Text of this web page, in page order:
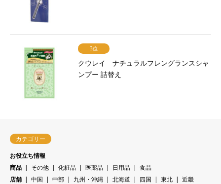
3位
クウレイ ナチュラルフレングランスシャ
ンプー 詰替え
カテゴリー
お役立ち情報
商品
その他 化粧品 医薬品 日用品
食品
店舗
中国 中部 九州・沖縄 北海道 四国 東北
近畿